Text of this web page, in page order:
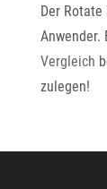
Der
Anwender.
Vergleich
zulegen!